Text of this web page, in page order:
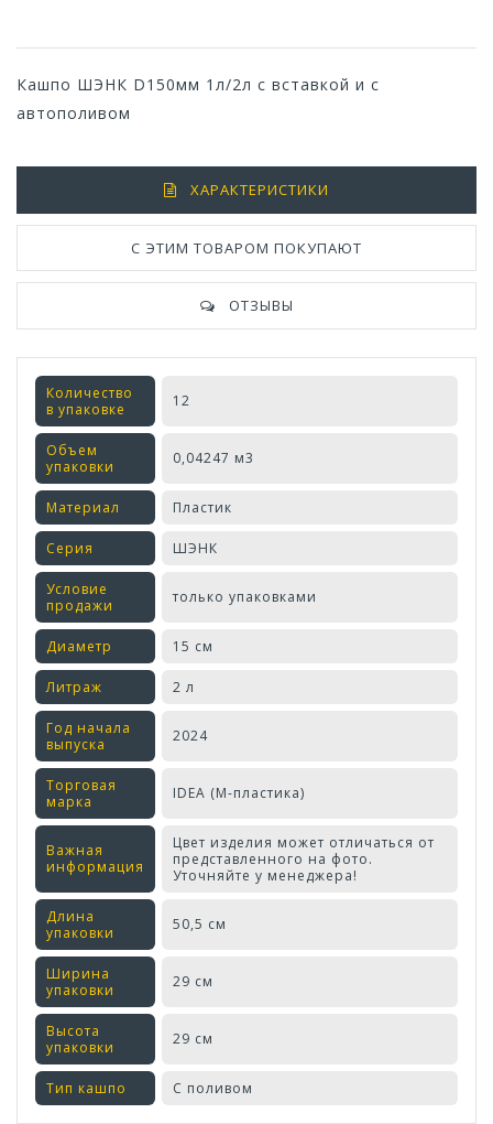
Кашпо ШЭНК D150мм 1л/2л с вставкой и с
автополивом
ХАРАКТЕРИСТИКИ
С ЭТИМ ТОВАРОМ ПОКУПАЮТ
ОТЗЫВЫ
Количество
в упаковке
12
Объем
упаковки
0,04247 м3
Материал Пластик
Серия ШЭНК
Условие
продажи
только упаковками
Диаметр 15 см
Литраж 2 л
Год начала
выпуска
2024
Торговая
марка
IDEA (М-пластика)
Важная
информация
Цвет изделия может отличаться от
представленного на фото.
Уточняйте у менеджера!
Длина
упаковки
50,5 см
Ширина
упаковки
29 см
Высота
упаковки
29 см
Тип кашпо С поливом